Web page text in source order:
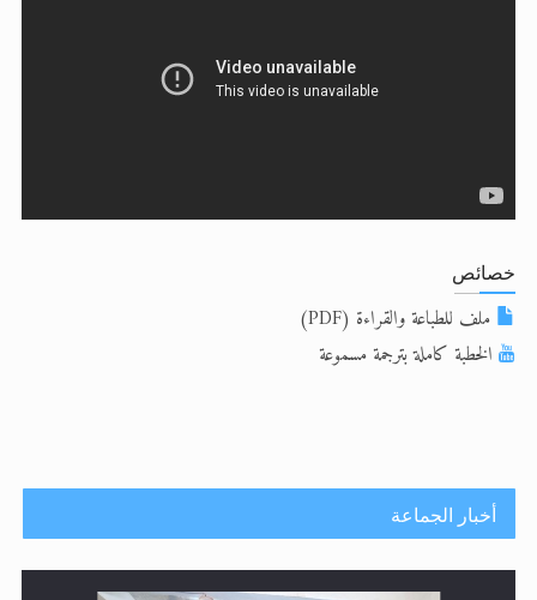
تعميم هامّ لأفراد الجماعة >> المزيد
تعميم هامّ لأفراد الجماعة >> المزيد
خصائص
ملف للطباعة والقراءة (PDF)
الخطبة كاملة بترجمة مسموعة
أخبار الجماعة